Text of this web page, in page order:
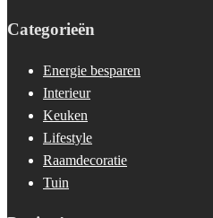
Categorieën
Energie besparen
Interieur
Keuken
Lifestyle
Raamdecoratie
Tuin